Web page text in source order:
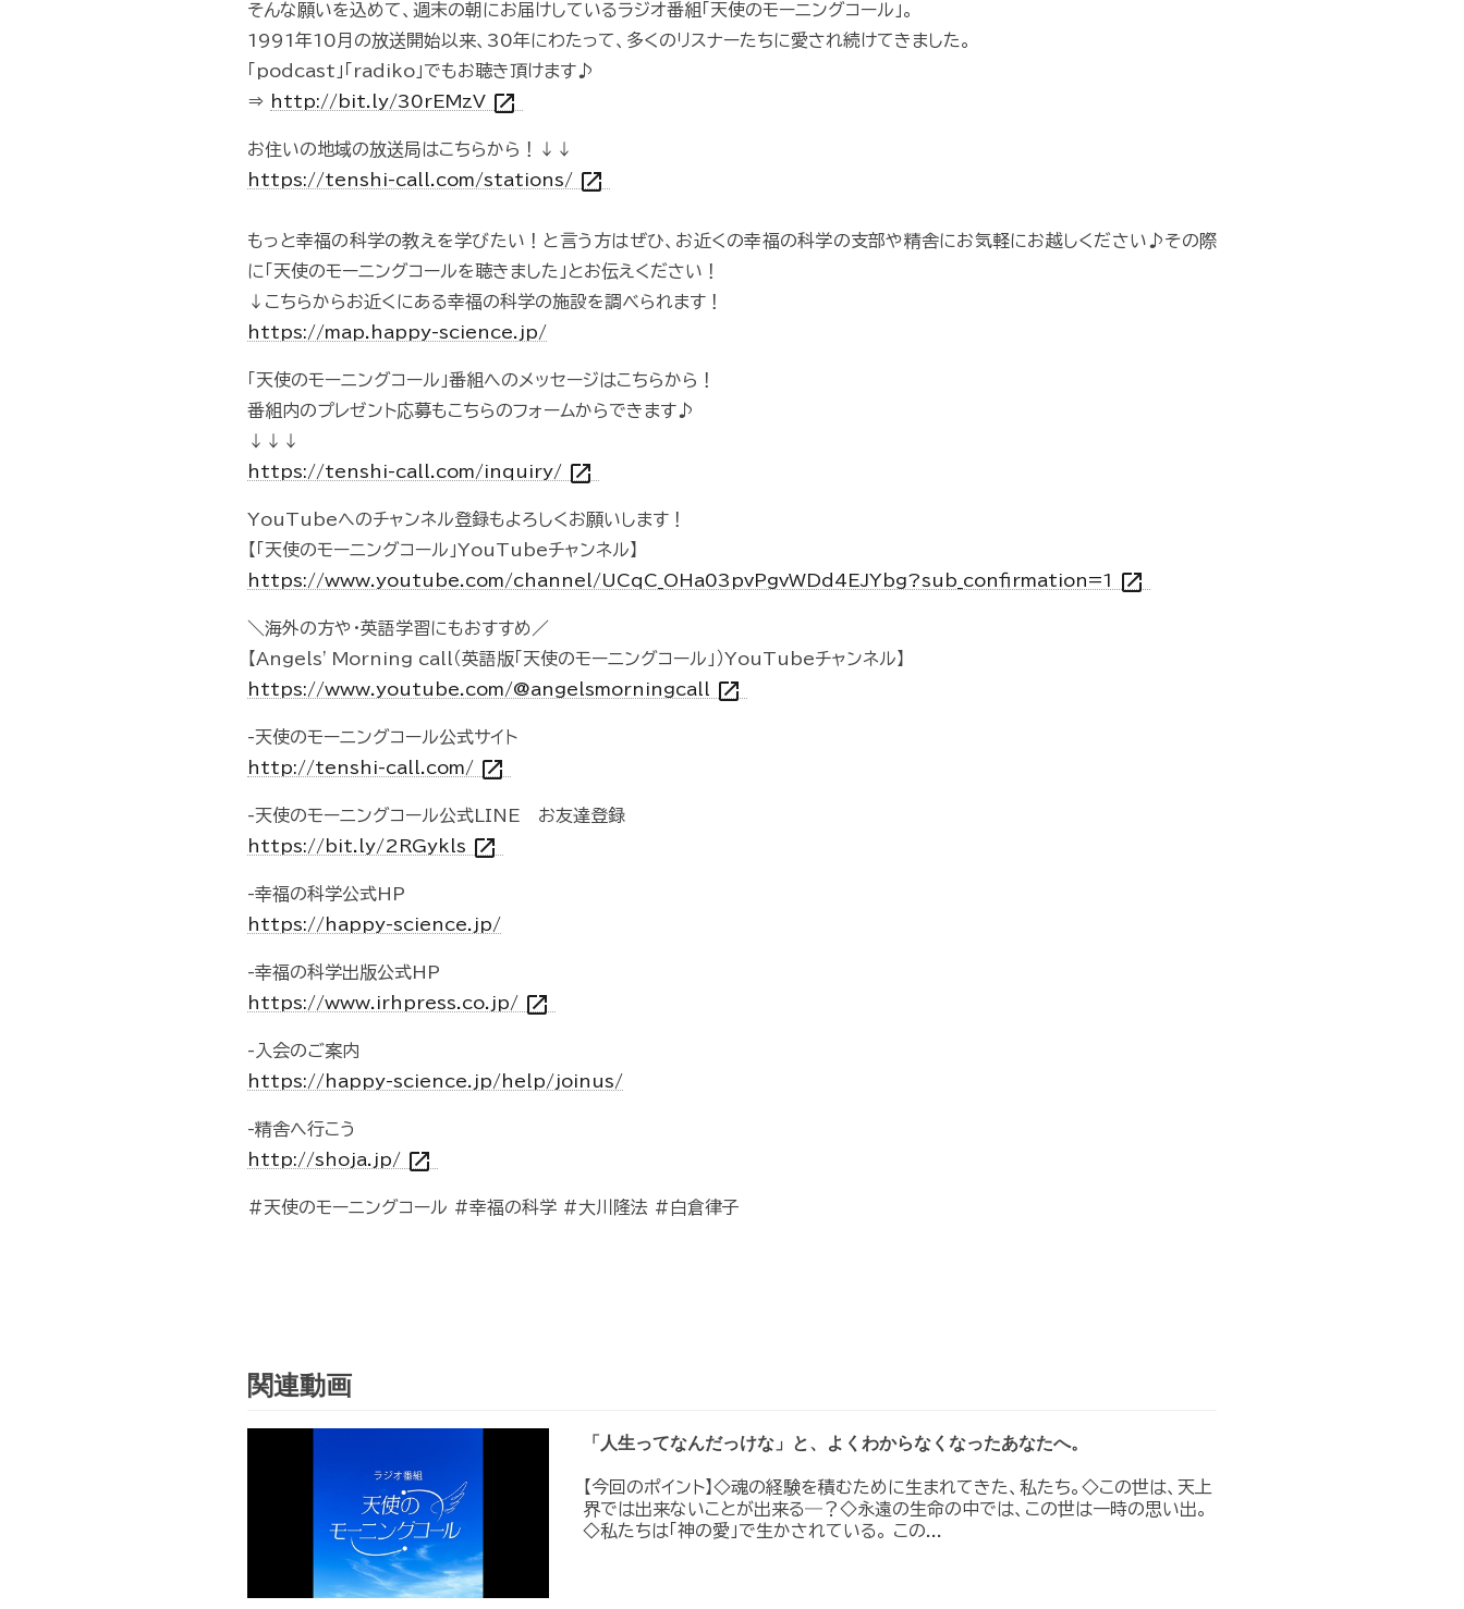
そんな願いを込めて、週末の朝にお届けしているラジオ番組「天使のモーニングコール」。
1991年10月の放送開始以来、30年にわたって、多くのリスナーたちに愛され続けてきました。
「podcast」「radiko」でもお聴き頂けます♪
⇒
http://bit.ly/30rEMzV open_in_new
お住いの地域の放送局はこちらから！↓↓
https://tenshi-call.com/stations/ open_in_new
もっと幸福の科学の教えを学びたい！と言う方はぜひ、お近くの幸福の科学の支部や精舎にお気軽にお越しください♪その際
に「天使のモーニングコールを聴きました」とお伝えください！
↓こちらからお近くにある幸福の科学の施設を調べられます！
https://map.happy-science.jp/
「天使のモーニングコール」番組へのメッセージはこちらから！
番組内のプレゼント応募もこちらのフォームからできます♪
↓↓↓
https://tenshi-call.com/inquiry/ open_in_new
YouTubeへのチャンネル登録もよろしくお願いします！
【「天使のモーニングコール」YouTubeチャンネル】
https://www.youtube.com/channel/UCqC_OHa03pvPgvWDd4EJYbg?sub_confirmation=1
open_in_new
＼海外の方や・英語学習にもおすすめ／
【Angels' Morning call（英語版「天使のモーニングコール」）YouTubeチャンネル】
https://www.youtube.com/@angelsmorningcall
open_in_new
-天使のモーニングコール公式サイト
http://tenshi-call.com/ open_in_new
-天使のモーニングコール公式LINE お友達登録
https://bit.ly/2RGykls open_in_new
-幸福の科学公式HP
https://happy-science.jp/
-幸福の科学出版公式HP
https://www.irhpress.co.jp/ open_in_new
-入会のご案内
https://happy-science.jp/help/joinus/
-精舎へ行こう
http://shoja.jp/ open_in_new
#天使のモーニングコール #幸福の科学 #大川隆法 #白倉律子
関連動画
「人生ってなんだっけな」と、よくわからなくなったあなたへ。
【今回のポイント】◇魂の経験を積むために生まれてきた、私たち。◇この世は、天上
界では出来ないことが出来る―？◇永遠の生命の中では、この世は一時の思い出。
◇私たちは「神の愛」で生かされている。 この...